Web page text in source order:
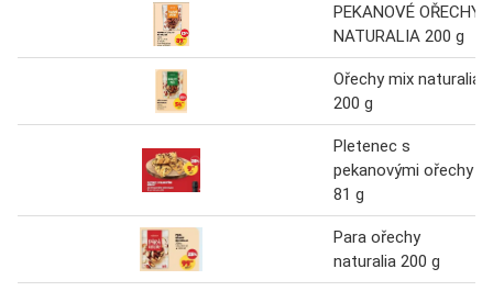
PEKANOVÉ OŘECHY
NATURALIA 200 g
Ořechy mix naturalia
200 g
Pletenec s
pekanovými ořechy
81 g
Para ořechy
naturalia 200 g